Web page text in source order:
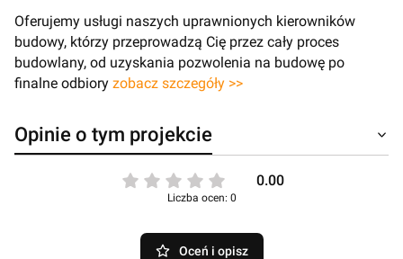
Oferujemy usługi naszych uprawnionych kierowników
budowy, którzy przeprowadzą Cię przez cały proces
budowlany, od uzyskania pozwolenia na budowę po
finalne odbiory zobacz szczegóły >>
Opinie o tym projekcie
0.00
Liczba ocen: 0
Oceń i opisz